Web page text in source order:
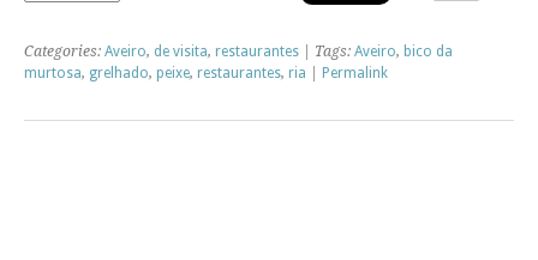
Categories: Aveiro, de visita, restaurantes | Tags: Aveiro, bico da
murtosa, grelhado, peixe, restaurantes, ria Permalink